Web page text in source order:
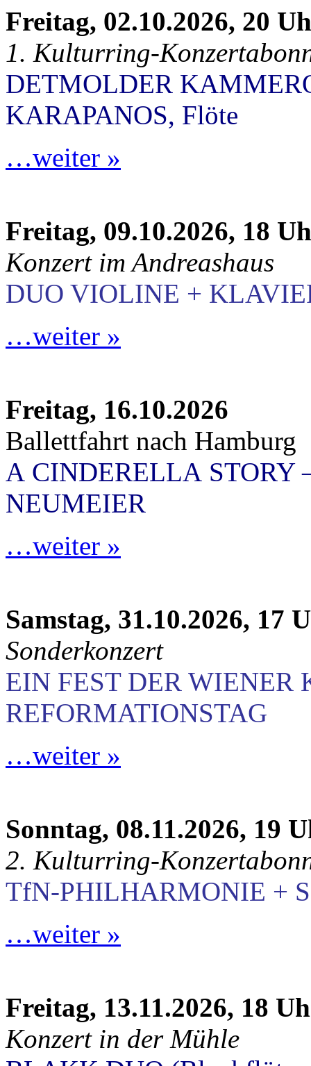
Freitag, 02.10.2026, 20
1. Kulturring-
DETMOLDER
KARAPANOS, Flöte
…weiter »
Freitag, 09.10.2026, 18
Konzert im Andreashaus
DUO VIOLINE +
…weiter »
Freitag, 16.10.2026
Ballettfahrt nach Hamburg
A CINDERELLA STORY
NEUMEIER
…weiter »
Samstag, 31.10.2026, 17
Sonderkonzert
EIN FEST DER WIENER
REFORMATIONSTAG
…weiter »
Sonntag, 08.11.2026, 19
2. Kulturring-
TfN-PHILHARMONIE +
…weiter »
Freitag, 13.11.2026, 18
Konzert in der Mühle